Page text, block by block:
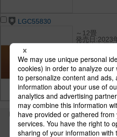
LGC55830
～12畳
発売日:2023
希望小売価
消費電力:37
消費効率
光色(色温度
（2700K）
演色性:昼光
全て
チェック
チェッ
した器